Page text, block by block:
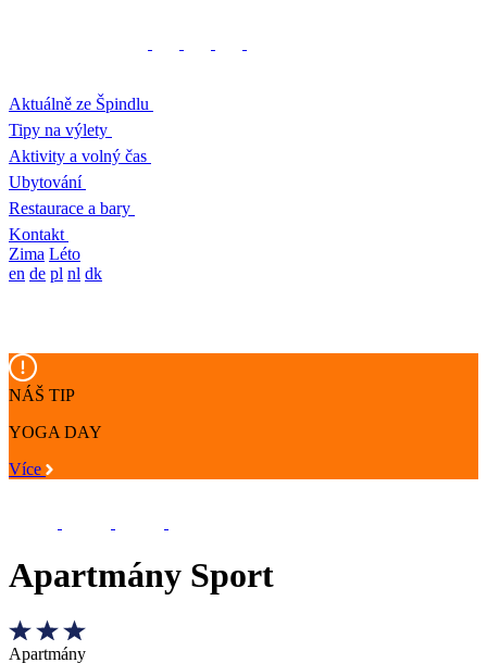
Aktuálně ze Špindlu
Tipy na výlety
Aktivity a volný čas
Ubytování
Restaurace a bary
Kontakt
Zima Léto
en de pl nl dk
NÁŠ TIP
YOGA DAY
Více
Apartmány Sport
Apartmány